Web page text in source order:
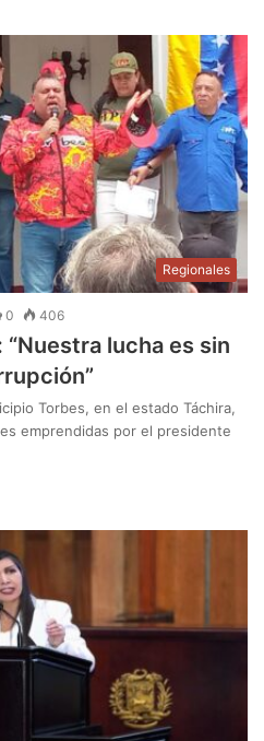
Regionales
0 406
lucha es sin
Torbes, en el estado Táchira,
emprendidas por el presidente